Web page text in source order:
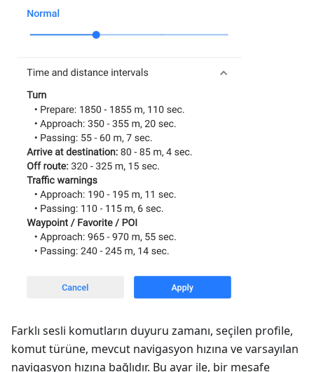
Farklı sesli komutların duyuru zamanı, seçilen profile,
komut türüne, mevcut navigasyon hızına ve varsayılan
navigasyon hızına bağlıdır. Bu ayar ile, bir mesafe